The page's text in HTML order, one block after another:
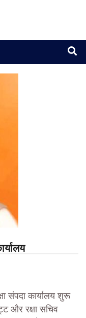
संपदा कार्यालय शुरू
और रक्षा सचिव